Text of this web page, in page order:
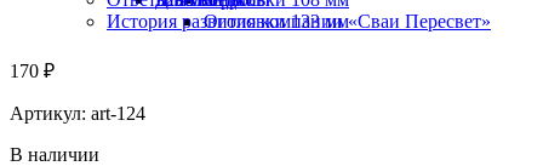
Оголовки 133 мм
История развития компании «Сваи Пересвет»
170 ₽
Артикул: art-124
В наличии